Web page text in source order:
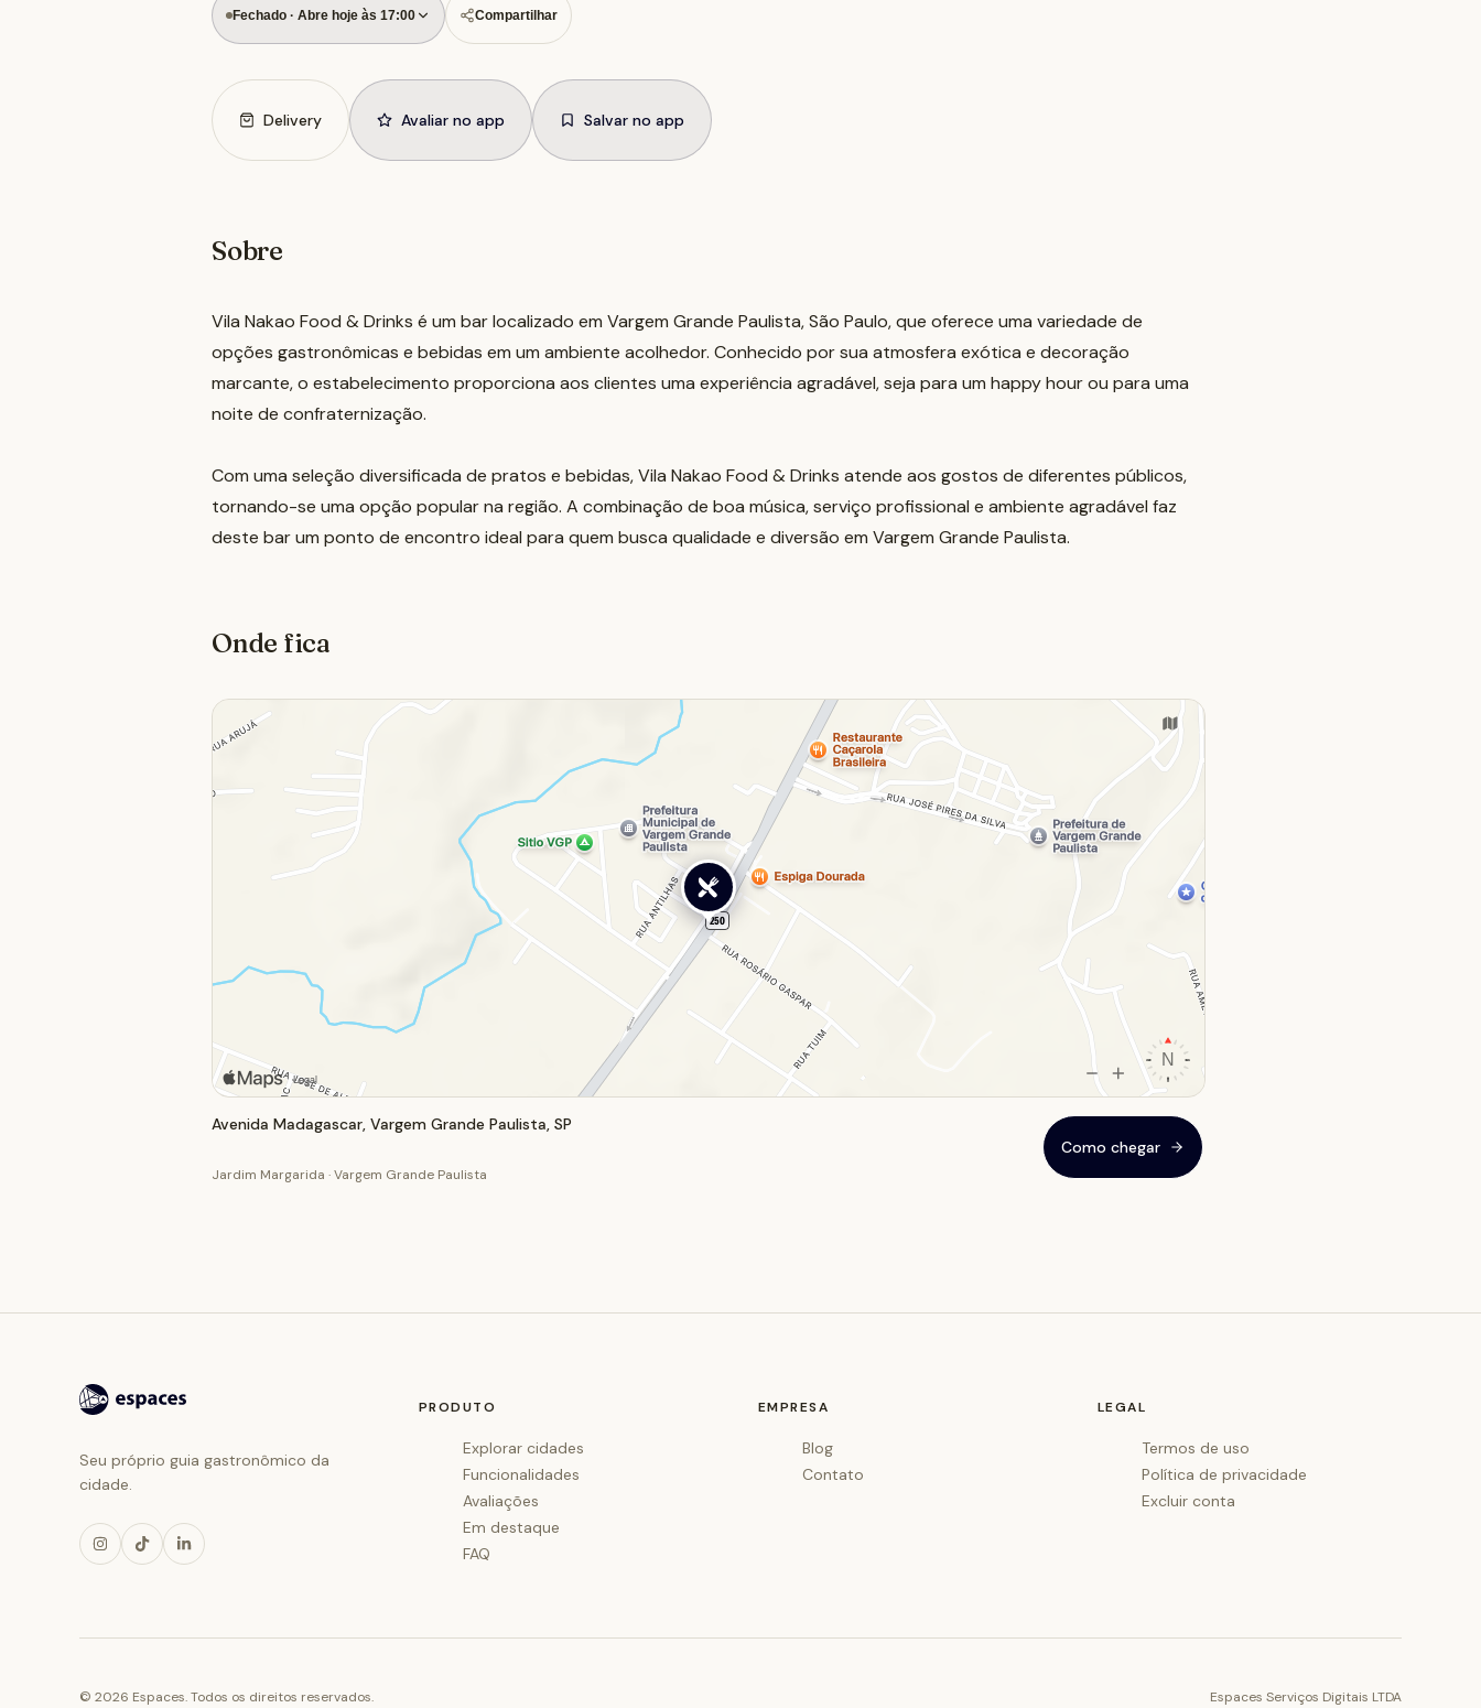
Fechado · Abre hoje às 17:00 Compartilhar
Delivery Avaliar no app Salvar no app
Sobre
Vila Nakao Food & Drinks é um bar localizado em Vargem Grande Paulista, São Paulo, que oferece uma variedade de
opções gastronômicas e bebidas em um ambiente acolhedor. Conhecido por sua atmosfera exótica e decoração
marcante, o estabelecimento proporciona aos clientes uma experiência agradável, seja para um happy hour ou para uma
noite de confraternização.
Com uma seleção diversificada de pratos e bebidas, Vila Nakao Food & Drinks atende aos gostos de diferentes públicos,
tornando-se uma opção popular na região. A combinação de boa música, serviço profissional e ambiente agradável faz
deste bar um ponto de encontro ideal para quem busca qualidade e diversão em Vargem Grande Paulista.
Onde fica
Avenida Madagascar, Vargem Grande Paulista, SP
Jardim Margarida · Vargem Grande Paulista
Como chegar
Seu próprio guia gastronômico da
cidade.
PRODUTO
Explorar cidades
Funcionalidades
Avaliações
Em destaque
FAQ
EMPRESA
Blog
Contato
LEGAL
Termos de uso
Política de privacidade
Excluir conta
© 2026 Espaces. Todos os direitos reservados. Espaces Serviços Digitais LTDA